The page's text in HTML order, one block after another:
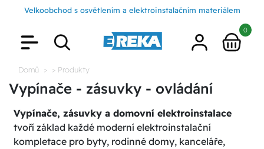
Velkoobchod s osvětlením a elektroinstalačním materiálem
0
Domů > Produkty
Vypínače - zásuvky - ovládání
Vypínače, zásuvky a domovní elektroinstalace
tvoří základ každé moderní elektroinstalační
kompletace pro byty, rodinné domy, kanceláře,